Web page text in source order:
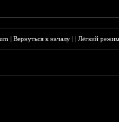
|Вернуться к началу ||Лёгкий